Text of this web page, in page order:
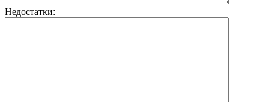
Недостатки: